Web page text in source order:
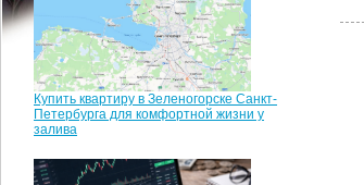
Купить квартиру в Зеленогорске Санкт-
Петербурга для комфортной жизни у
залива